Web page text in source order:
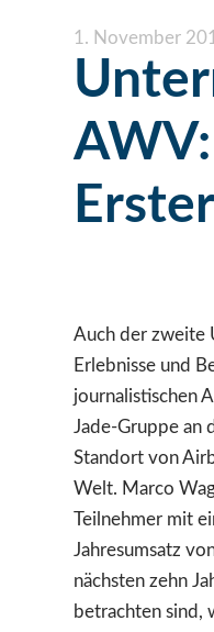
1. November
Auch der zweite
Erlebnisse und
journalistischen
Jade-Gruppe an
Standort von
Welt. Marco
Teilnehmer mit
Jahresumsatz
nächsten zehn
betrachten sind,